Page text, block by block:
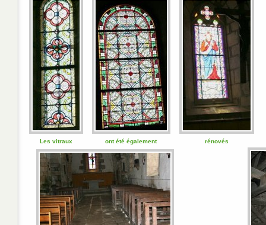
Les vitraux ont été également rénovés